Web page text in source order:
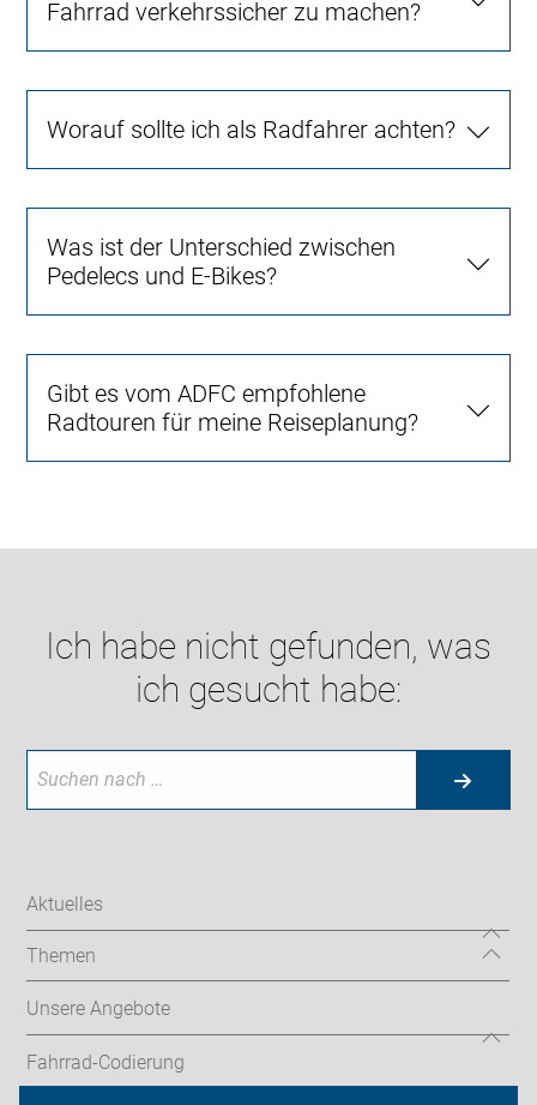
Fahrrad verkehrssicher zu machen?
Worauf sollte ich als Radfahrer achten?
Was ist der Unterschied zwischen
Pedelecs und E-Bikes?
Gibt es vom ADFC empfohlene
Radtouren für meine Reiseplanung?
Ich habe nicht gefunden, was
ich gesucht habe:
Aktuelles
Themen
Unsere Angebote
Fahrrad-Codierung